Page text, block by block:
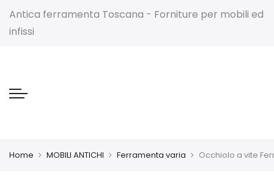
Antica ferramenta Toscana - Forniture per mobili ed
infissi
Home MOBILI ANTICHI Ferramenta varia Occhiolo a vite